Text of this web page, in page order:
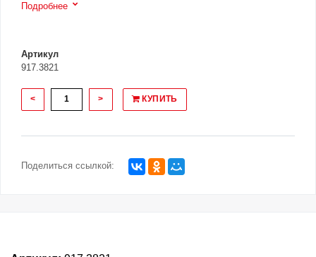
Подробнее
Артикул
917.3821
< > КУПИТЬ
Поделиться ссылкой: